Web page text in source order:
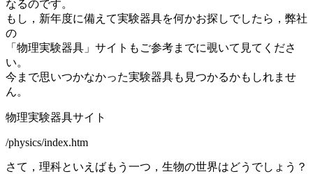
なるのです。
もし，新年度に備えて実験器具を何かお探しでしたら，弊社
の
「物理実験器具」サイトもご参考までに覗いて見てくださ
い。
今まで思いつかなかった実験器具も見つかるかもしれませ
ん。
物理実験器具サイト
/physics/index.htm
さて，理科といえばもう一つ，生物の世界はどうでしょう？